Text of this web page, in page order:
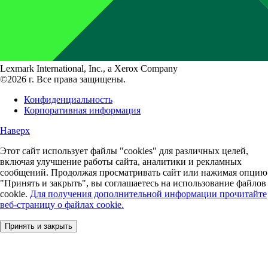
Lexmark International, Inc., a Xerox Company
©2026 г. Все права защищены.
Конфиденциальность
Корпоративная информация
Наверх
Этот сайт использует файлы "cookies" для различных целей,
включая улучшение работы сайта, аналитики и рекламных
сообщений. Продолжая просматривать сайт или нажимая опцию
"Принять и закрыть", вы соглашаетесь на использование файлов
cookie. Для получения дополнительной информации прочитайте
веб-страницу о файлах cookie.
Принять и закрыть